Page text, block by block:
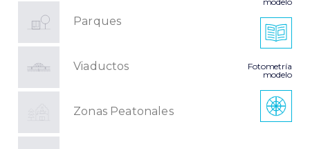
Parques
Viaductos
Zonas Peatonales
Fotometría
modelo